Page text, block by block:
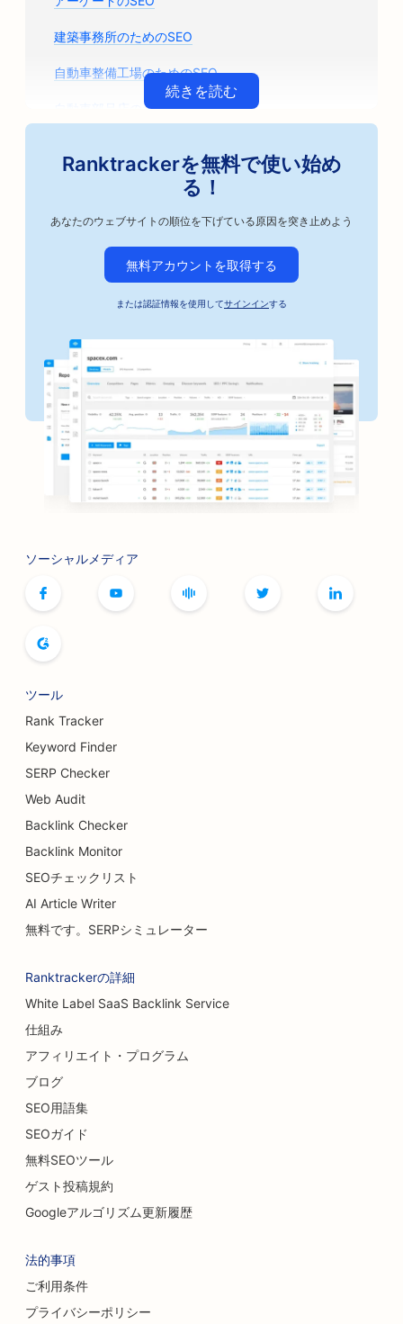
建築事務所のためのSEO
自動車整備工場のためのSEO
自動車部品店のためのSEO
自動車修理工場のためのSEO
アーティザン・コーヒー・ロースターのためのSEO
保釈保証サービスのSEO
理髪店のためのSEO
銀行向けSEO
書店のためのSEO
焼肉店のSEO
ボードゲームカフェのSEO
パン・ベーカリーのためのSEO
豊胸手術のSEO
ビュッフェレストランのSEO
ハンバーガー・トラックのSEO
ケーキショップのためのSEO
火傷外科医のためのSEO
洗車場のSEO
カフェのSEO
カーペット・フローリング店向けSEO対策
ケミカルピーリングのSEO
猫カフェのSEO
カイロプラクターのためのSEO
クリーニングサービスのSEO
コーヒーショップのSEO
コンサルティング会社のためのSEO
美容外科のためのSEO
続きを読む
Ranktrackerを無料で使い始め
る！
あなたのウェブサイトの順位を下げている原因を突き止めよう
無料アカウントを取得する
または認証情報を使用してサインインする
ソーシャルメディア
ツール
Rank Tracker
Keyword Finder
SERP Checker
Web Audit
Backlink Checker
Backlink Monitor
SEOチェックリスト
AI Article Writer
無料です。SERPシミュレーター
Ranktrackerの詳細
White Label SaaS Backlink Service
仕組み
アフィリエイト・プログラム
ブログ
SEO用語集
SEOガイド
無料SEOツール
ゲスト投稿規約
Googleアルゴリズム更新履歴
法的事項
ご利用条件
プライバシーポリシー